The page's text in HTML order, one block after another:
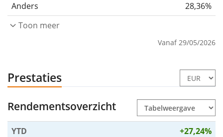
Anders
28,36%
Toon meer
Vanaf 29/05/2026
Prestaties
Rendementsoverzicht
YTD
+27,24%